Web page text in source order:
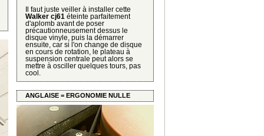
Il faut juste veiller à installer cette
Walker cj61 éteinte parfaitement
d'aplomb avant de poser
précautionneusement dessus le
disque vinyle, puis la démarrer
ensuite, car si l'on change de disque
en cours de rotation, le plateau à
suspension centrale peut alors se
mettre à osciller quelques tours, pas
cool.
ANGLAISE = ERGONOMIE NULLE